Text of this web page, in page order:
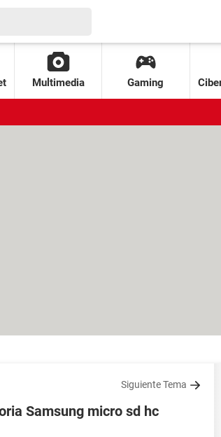
Multimedia Gaming
Siguiente Tema
Samsung micro sd hc